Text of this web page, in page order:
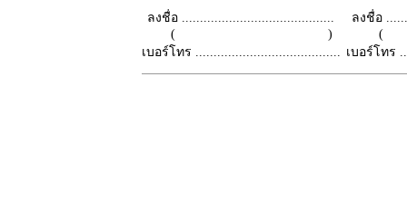
ลงชื่อ ..........................................
( )
เบอร์โทร ........................................
ลงชื่อ
เบอร์โทร